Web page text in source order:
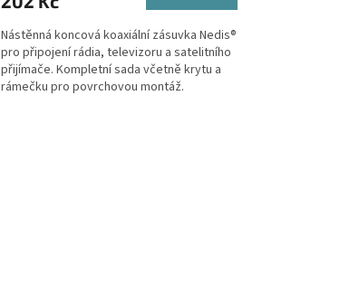
Nástěnná koncová koaxiální zásuvka Nedis®
pro připojení rádia, televizoru a satelitního
přijímače. Kompletní sada včetně krytu a
rámečku pro povrchovou montáž.